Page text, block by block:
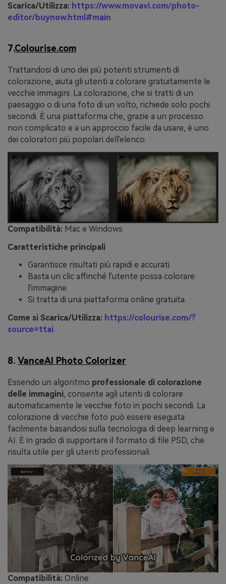
Scarica/Utilizza: https://www.movavi.com/photo-
editor/buynow.html#main
7.Colourise.com
Trattandosi di uno dei più potenti strumenti di
colorazione, aiuta gli utenti a colorare gratuitamente le
vecchie immagini. La colorazione, che si tratti di un
paesaggio o di una foto di un volto, richiede solo pochi
secondi. È una piattaforma che, grazie a un processo
non complicato e a un approccio facile da usare, è uno
dei coloratori più popolari dell'elenco.
Compatibilità: Mac e Windows
Caratteristiche principali
Garantisce risultati più rapidi e accurati.
Basta un clic affinché l'utente possa colorare
l'immagine.
Si tratta di una piattaforma online gratuita.
Come si Scarica/Utilizza: https://colourise.com/?
source=ttai
8. VanceAI Photo Colorizer
Essendo un algoritmo professionale di colorazione
delle immagini, consente agli utenti di colorare
automaticamente le vecchie foto in pochi secondi. La
colorazione di vecchie foto può essere eseguita
facilmente basandosi sulla tecnologia di deep learning e
AI. È in grado di supportare il formato di file PSD, che
risulta utile per gli utenti professionali.
Compatibilità: Online